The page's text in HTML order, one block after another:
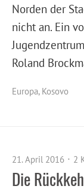
Norden der
nicht an. Ein
Roland
Europa, Kosovo
21. April 2016 2
Die